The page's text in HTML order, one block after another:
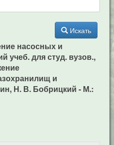
Искать
насосных и
учеб. для студ. вузов.,
и
Н. В. Бобрицкий - М.: